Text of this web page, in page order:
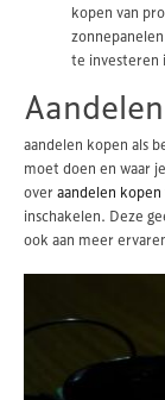
kopen van
te investeren
aandelen kopen als
moet doen en waar
overaandelen
inschakelen. Deze
ook aan meer